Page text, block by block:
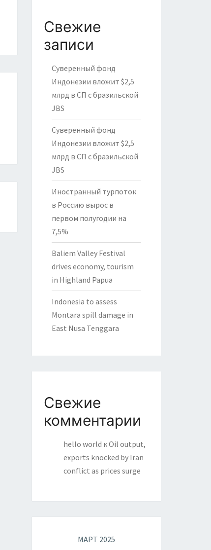
Свежие
записи
Суверенный фонд
Индонезии вложит $2,5
млрд в СП с бразильской
JBS
Суверенный фонд
Индонезии вложит $2,5
млрд в СП с бразильской
JBS
Иностранный турпоток
в Россию вырос в
первом полугодии на
7,5%
Baliem Valley Festival
drives economy, tourism
in Highland Papua
Indonesia to assess
Montara spill damage in
East Nusa Tenggara
Свежие
комментарии
hello world кOil output,
exports knocked by Iran
conflict as prices surge
МАРТ 2025